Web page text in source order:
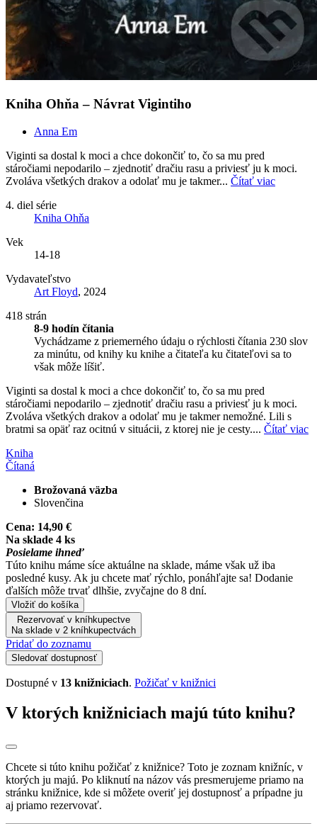
Kniha Ohňa – Návrat Vigintiho
Anna Em
Viginti sa dostal k moci a chce dokončiť to, čo sa mu pred
stáročiami nepodarilo – zjednotiť dračiu rasu a priviesť ju k moci.
Zvoláva všetkých drakov a odolať mu je takmer... Čítať viac
4. diel série
Kniha Ohňa
Vek
14-18
Vydavateľstvo
Art Floyd, 2024
418 strán
8-9 hodín čítania
Vychádzame z priemerného údaju o rýchlosti čítania 230 slov
za minútu, od knihy ku knihe a čitateľa ku čitateľovi sa to
však môže líšiť.
Viginti sa dostal k moci a chce dokončiť to, čo sa mu pred
stáročiami nepodarilo – zjednotiť dračiu rasu a priviesť ju k moci.
Zvoláva všetkých drakov a odolať mu je takmer nemožné. Lili s
bratmi sa opäť raz ocitnú v situácii, z ktorej nie je cesty.... Čítať viac
Kniha
Čítaná
Brožovaná väzba
Slovenčina
Cena: 14,90 €
Na sklade 4 ks
Posielame ihneď
Túto knihu máme síce aktuálne na sklade, máme však už iba
posledné kusy. Ak ju chcete mať rýchlo, ponáhľajte sa! Dodanie
ďalších môže trvať dlhšie, zvyčajne do 8 dní.
Vložiť do košíka
Rezervovať v kníhkupectve
Na sklade v 2 kníhkupectvách
Pridať do zoznamu
Sledovať dostupnosť
Dostupné v 13 knižniciach. Požičať v knižnici
V ktorých knižniciach majú túto knihu?
Chcete si túto knihu požičať z knižnice? Toto je zoznam knižníc, v
ktorých ju majú. Po kliknutí na názov vás presmerujeme priamo na
stránku knižnice, kde si môžete overiť jej dostupnosť a prípadne ju
aj priamo rezervovať.